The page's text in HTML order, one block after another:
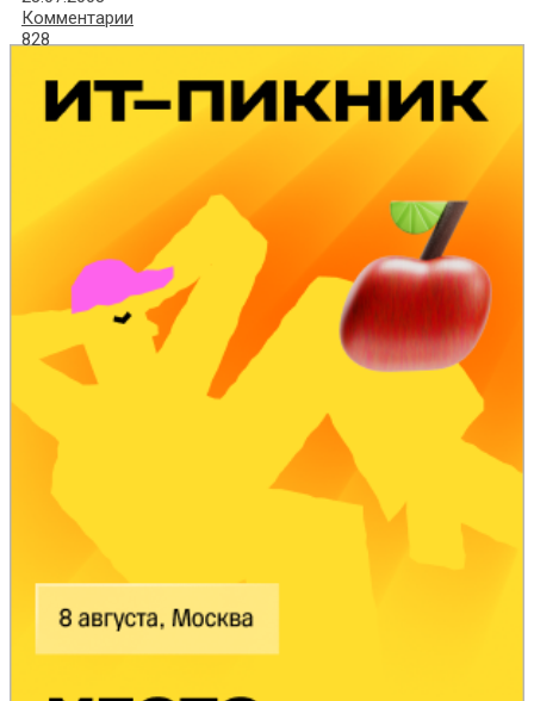
Комментарии
828